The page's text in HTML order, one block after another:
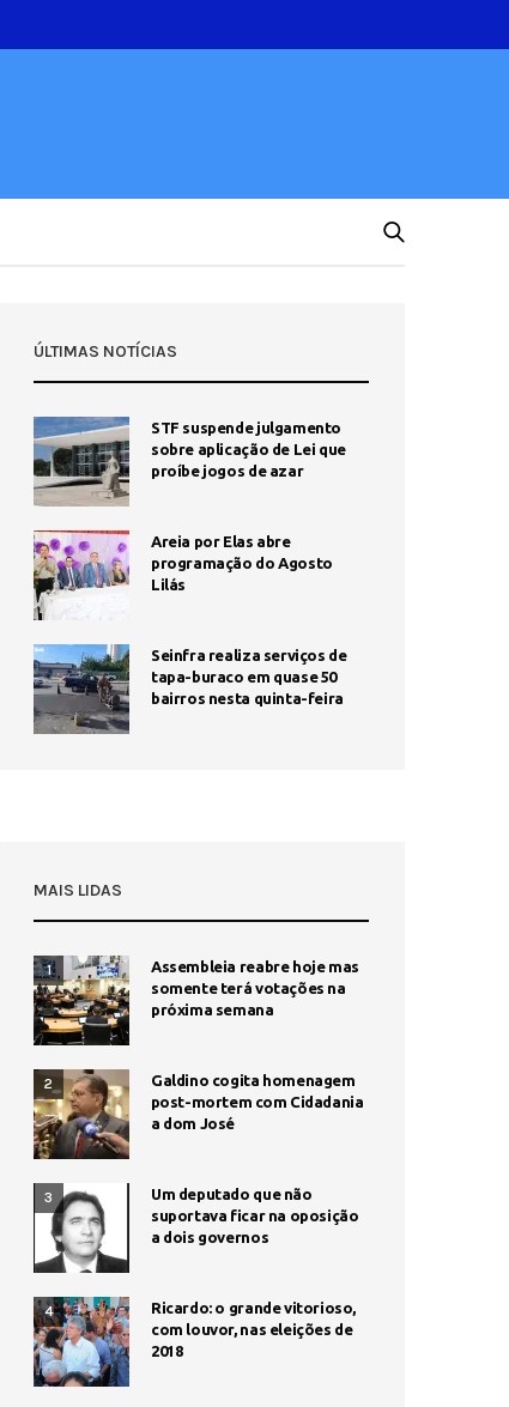
ÚLTIMAS NOTÍCIAS
STF suspende julgamento
sobre aplicação de Lei que
proíbe jogos de azar
Areia por Elas abre
programação do Agosto
Lilás
Seinfra realiza serviços de
tapa-buraco em quase 50
bairros nesta quinta-feira
MAIS LIDAS
1
Assembleia reabre hoje mas
somente terá votações na
próxima semana
2
Galdino cogita homenagem
post-mortem com Cidadania
a dom José
3
Um deputado que não
suportava ficar na oposição
a dois governos
4
Ricardo: o grande vitorioso,
com louvor, nas eleições de
2018